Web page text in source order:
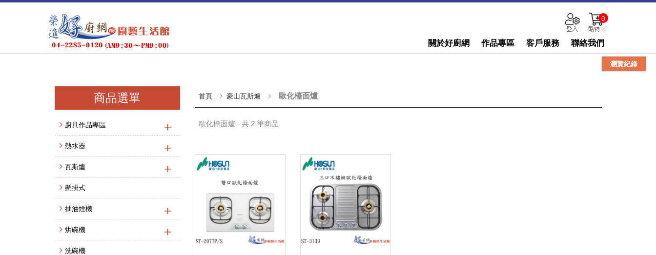
關於好廚網 作品專區 客戶服務 聯絡我們
0
商品選單
廚具作品專區
熱水器
瓦斯爐
懸掛式
抽油煙機
烘碗機
洗碗機
首頁 豪山瓦斯爐 歐化檯面爐
歐化檯面爐 - 共 2 筆商品
瀏覽紀錄